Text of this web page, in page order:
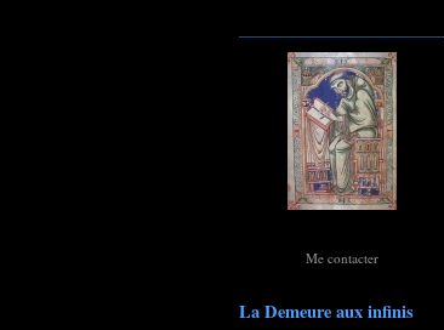
Me contacter
La Demeure aux infinis